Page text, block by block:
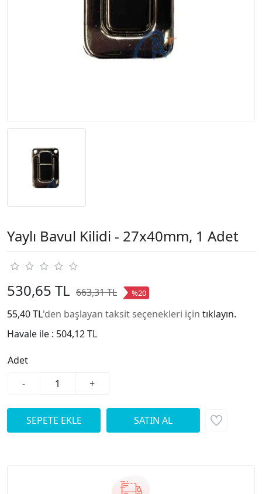
Yaylı Bavul Kilidi - 27x40mm, 1 Adet
530,65 TL 663,31 TL %20
55,40 TL'den başlayan taksit seçenekleri için tıklayın.
Havale ile : 504,12 TL
Adet
-
+